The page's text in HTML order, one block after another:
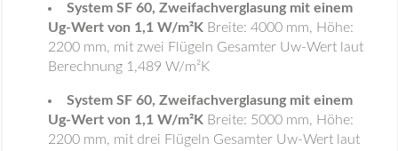
System SF 60, Zweifachverglasung mit einem
Ug-Wert von 1,1 W/m²K Breite: 4000 mm, Höhe:
2200 mm, mit zwei Flügeln Gesamter Uw-Wert laut
Berechnung 1,489 W/m²K
System SF 60, Zweifachverglasung mit einem
Ug-Wert von 1,1 W/m²K Breite: 5000 mm, Höhe:
2200 mm, mit drei Flügeln Gesamter Uw-Wert laut